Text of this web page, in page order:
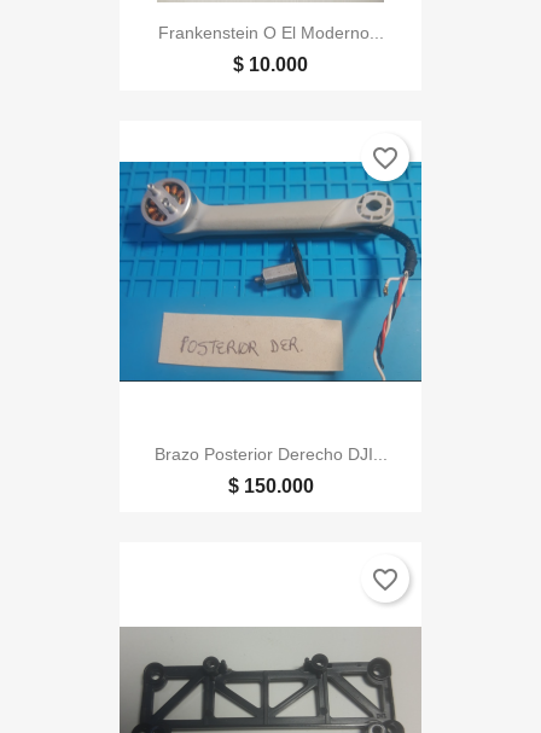
Frankenstein O El Moderno...
$ 10.000
Brazo Posterior Derecho DJI...
$ 150.000
favorite_border
favorite_border